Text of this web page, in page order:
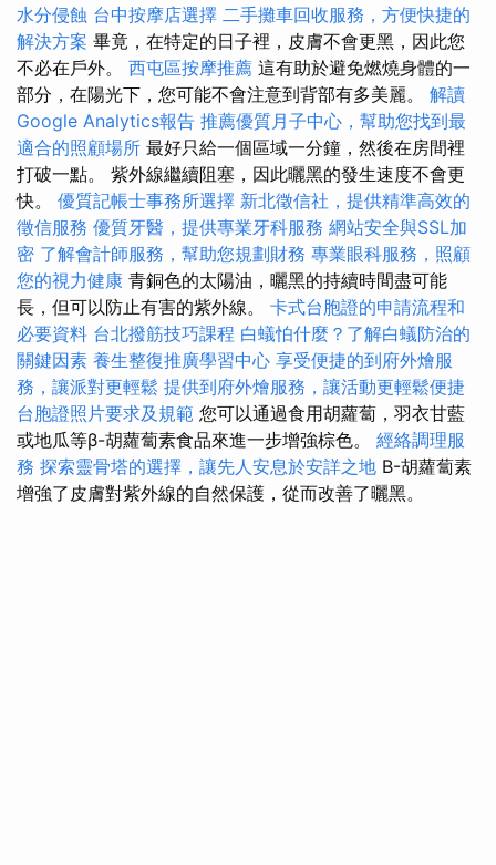
水分侵蝕 台中按摩店選擇 二手攤車回收服務，方便快捷的
解決方案 畢竟，在特定的日子裡，皮膚不會更黑，因此您
不必在戶外。 西屯區按摩推薦 這有助於避免燃燒身體的一
部分，在陽光下，您可能不會注意到背部有多美麗。 解讀
Google Analytics報告 推薦優質月子中心，幫助您找到最
適合的照顧場所 最好只給一個區域一分鐘，然後在房間裡
打破一點。 紫外線繼續阻塞，因此曬黑的發生速度不會更
快。 優質記帳士事務所選擇 新北徵信社，提供精準高效的
徵信服務 優質牙醫，提供專業牙科服務 網站安全與SSL加
密 了解會計師服務，幫助您規劃財務 專業眼科服務，照顧
您的視力健康 青銅色的太陽油，曬黑的持續時間盡可能
長，但可以防止有害的紫外線。 卡式台胞證的申請流程和
必要資料 台北撥筋技巧課程 白蟻怕什麼？了解白蟻防治的
關鍵因素 養生整復推廣學習中心 享受便捷的到府外燴服
務，讓派對更輕鬆 提供到府外燴服務，讓活動更輕鬆便捷
台胞證照片要求及規範 您可以通過食用胡蘿蔔，羽衣甘藍
或地瓜等β-胡蘿蔔素食品來進一步增強棕色。 經絡調理服
務 探索靈骨塔的選擇，讓先人安息於安詳之地 Β-胡蘿蔔素
增強了皮膚對紫外線的自然保護，從而改善了曬黑。